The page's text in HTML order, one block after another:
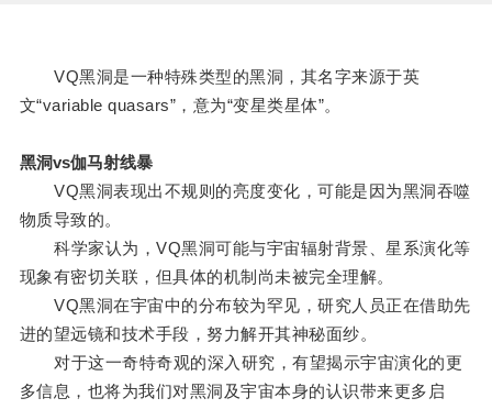
VQ黑洞是一种特殊类型的黑洞，其名字来源于英
文“variable quasars”，意为“变星类星体”。
黑洞vs伽马射线暴
VQ黑洞表现出不规则的亮度变化，可能是因为黑洞吞噬
物质导致的。
科学家认为，VQ黑洞可能与宇宙辐射背景、星系演化等
现象有密切关联，但具体的机制尚未被完全理解。
VQ黑洞在宇宙中的分布较为罕见，研究人员正在借助先
进的望远镜和技术手段，努力解开其神秘面纱。
对于这一奇特奇观的深入研究，有望揭示宇宙演化的更
多信息，也将为我们对黑洞及宇宙本身的认识带来更多启